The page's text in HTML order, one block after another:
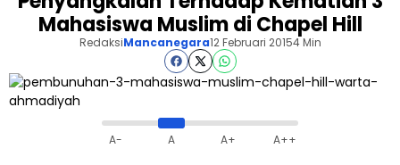
Mahasiswa Muslim di Chapel Hill
RedaksiMancanegara12 Februari 20154 Min
A- A A+ A++